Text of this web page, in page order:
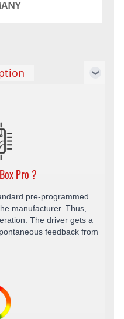
Pro ?
pre-programmed
manufacturer. Thus,
The driver gets a
feedback from